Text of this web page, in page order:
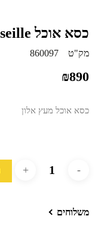
כסא אוכל Marseille
מק"ט 860097
₪890
כסא אוכל מעץ אלון
משלוחים